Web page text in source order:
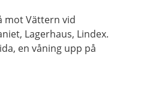
mot Vättern vid
Lagerhaus, Lindex.
en våning upp på